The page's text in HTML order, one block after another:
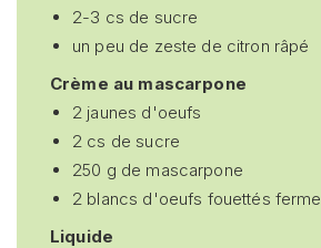
2-3 cs de sucre
un peu de zeste de citron râpé
Crème au mascarpone
2 jaunes d'oeufs
2 cs de sucre
250 g de mascarpone
2 blancs d'oeufs fouettés ferme
Liquide